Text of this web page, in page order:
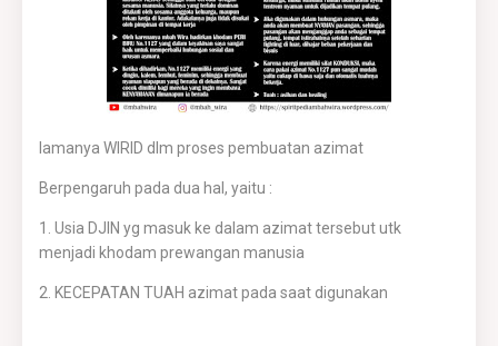
lamanya WIRID dlm proses pembuatan azimat
Berpengaruh pada dua hal, yaitu :
1. Usia DJIN yg masuk ke dalam azimat tersebut utk
menjadi khodam prewangan manusia
2. KECEPATAN TUAH azimat pada saat digunakan